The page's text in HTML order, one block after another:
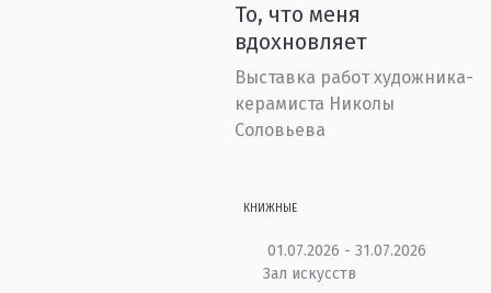
То, что меня
вдохновляет
Выставка работ художника-
керамиста Николы
Соловьева
КНИЖНЫЕ
01.07.2026 - 31.07.2026
Зал искусств